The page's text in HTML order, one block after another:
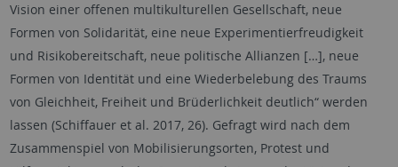
Vision einer offenen multikulturellen Gesellschaft, neue
Formen von Solidarität, eine neue Experimentierfreudigkeit
und Risikobereitschaft, neue politische Allianzen […], neue
Formen von Identität und eine Wiederbelebung des Traums
von Gleichheit, Freiheit und Brüderlichkeit deutlich“ werden
lassen (Schiffauer et al. 2017, 26). Gefragt wird nach dem
Zusammenspiel von Mobilisierungsorten, Protest und